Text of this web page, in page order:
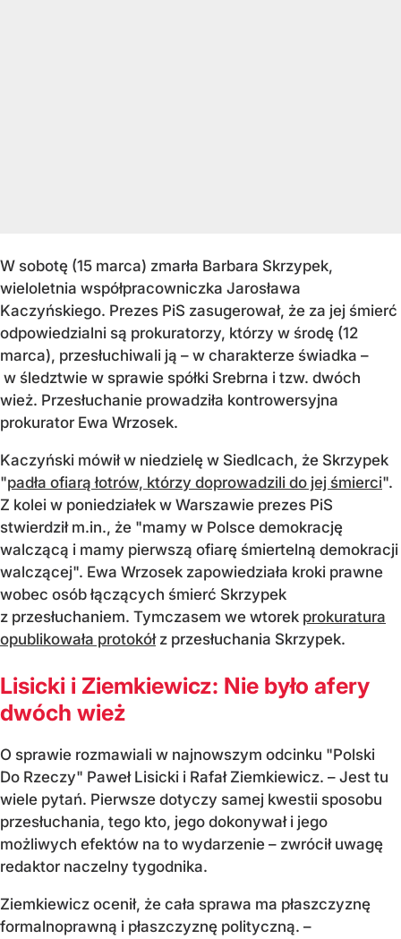
W sobotę (15 marca) zmarła Barbara Skrzypek,
wieloletnia współpracowniczka Jarosława
Kaczyńskiego. Prezes PiS zasugerował, że za jej śmierć
odpowiedzialni są prokuratorzy, którzy w środę (12
marca), przesłuchiwali ją – w charakterze świadka –
w śledztwie w sprawie spółki Srebrna i tzw. dwóch
wież. Przesłuchanie prowadziła kontrowersyjna
prokurator Ewa Wrzosek.
Kaczyński mówił w niedzielę w Siedlcach, że Skrzypek
"padła ofiarą łotrów, którzy doprowadzili do jej śmierci".
Z kolei w poniedziałek w Warszawie prezes PiS
stwierdził m.in., że "mamy w Polsce demokrację
walczącą i mamy pierwszą ofiarę śmiertelną demokracji
walczącej". Ewa Wrzosek zapowiedziała kroki prawne
wobec osób łączących śmierć Skrzypek
z przesłuchaniem. Tymczasem we wtorek prokuratura
opublikowała protokółz przesłuchania Skrzypek.
Lisicki i Ziemkiewicz: Nie było afery
dwóch wież
O sprawie rozmawiali w najnowszym odcinku "Polski
Do Rzeczy" Paweł Lisicki i Rafał Ziemkiewicz. – Jest tu
wiele pytań. Pierwsze dotyczy samej kwestii sposobu
przesłuchania, tego kto, jego dokonywał i jego
możliwych efektów na to wydarzenie – zwrócił uwagę
redaktor naczelny tygodnika.
Ziemkiewicz ocenił, że cała sprawa ma płaszczyznę
formalnoprawną i płaszczyznę polityczną. –